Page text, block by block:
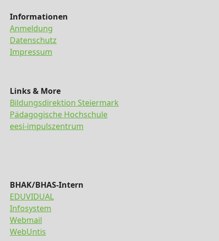
Informationen
Anmeldung
Datenschutz
Impressum
Links & More
Bildungsdirektion Steiermark
Pädagogische Hochschule
eesi-impulszentrum
BHAK/BHAS-Intern
EDUVIDUAL
Infosystem
Webmail
WebUntis